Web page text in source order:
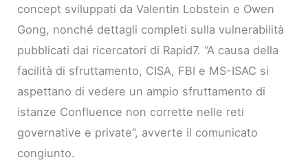
concept sviluppati da Valentin Lobstein e Owen
Gong, nonché dettagli completi sulla vulnerabilità
pubblicati dai ricercatori di Rapid7. “A causa della
facilità di sfruttamento, CISA, FBI e MS-ISAC si
aspettano di vedere un ampio sfruttamento di
istanze Confluence non corrette nelle reti
governative e private”, avverte il comunicato
congiunto.